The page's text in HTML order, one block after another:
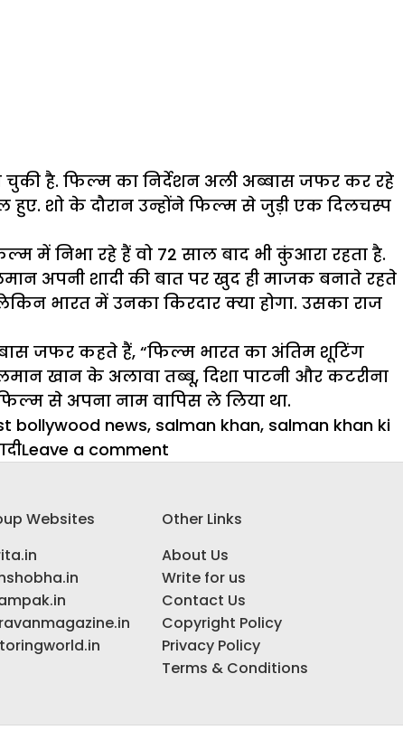
है. फिल्म का निर्देशन अली अब्बास जफर कर रहे
शो के दौरान उन्होंने फिल्म से जुड़ी एक दिलचस्प
में निभा रहे हैं वो 72 साल बाद भी कुंआरा रहता है.
अपनी शादी की बात पर खुद ही माजक बनाते रहते
भारत में उनका किरदार क्या होगा. उसका राज
जफर कहते हैं, “फिल्म भारत का अंतिम शूटिंग
खान के अलावा तब्बू, दिशा पाटनी और कटरीना
से अपना नाम वापिस ले लिया था.
bollywood news, salman khan, salman khan ki
Leave a comment
पर
सलमान
ने
कही
बड़ी
बात,
जानिए
Websites
Other Links
About Us
Write for us
Contact Us
Copyright Policy
Privacy Policy
Terms & Conditions